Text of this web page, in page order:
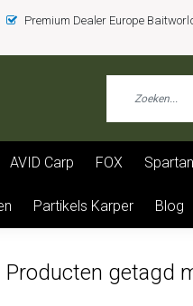
Premium Dealer Europe
AVID Carp FOX
Partikels Karper Blog
Producten getagd